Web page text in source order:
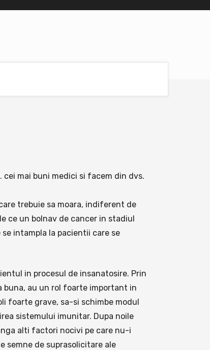
cei mai buni medici si facem din dvs.
trebuie sa moara, indiferent de
ce un bolnav de cancer in stadiul
intampla la pacientii care se
in procesul de insanatosire. Prin
buna, au un rol foarte important in
foarte grave, sa-si schimbe modul
sistemului imunitar. Dupa noile
alti factori nocivi pe care nu-i
semne de suprasolicitare ale